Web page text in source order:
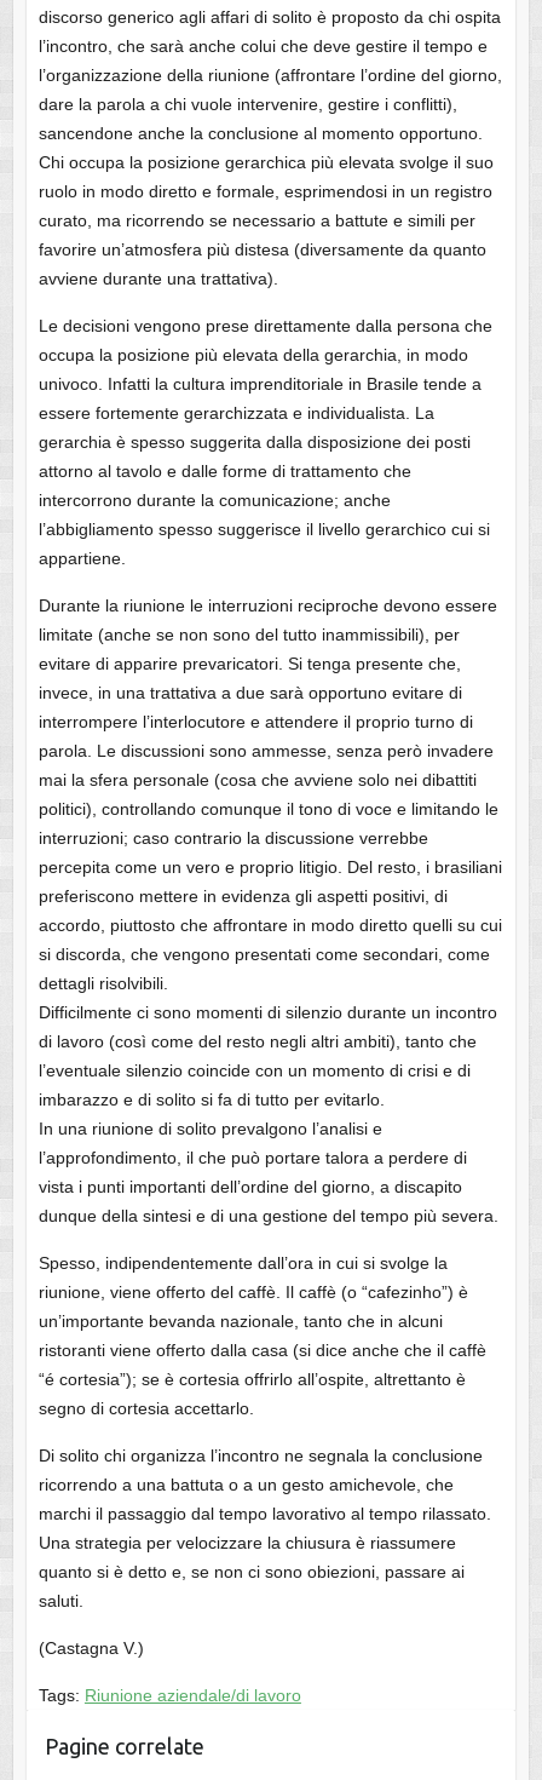
discorso generico agli affari di solito è proposto da chi ospita
l’incontro, che sarà anche colui che deve gestire il tempo e
l’organizzazione della riunione (affrontare l’ordine del giorno,
dare la parola a chi vuole intervenire, gestire i conflitti),
sancendone anche la conclusione al momento opportuno.
Chi occupa la posizione gerarchica più elevata svolge il suo
ruolo in modo diretto e formale, esprimendosi in un registro
curato, ma ricorrendo se necessario a battute e simili per
favorire un’atmosfera più distesa (diversamente da quanto
avviene durante una trattativa).
Le decisioni vengono prese direttamente dalla persona che
occupa la posizione più elevata della gerarchia, in modo
univoco. Infatti la cultura imprenditoriale in Brasile tende a
essere fortemente gerarchizzata e individualista. La
gerarchia è spesso suggerita dalla disposizione dei posti
attorno al tavolo e dalle forme di trattamento che
intercorrono durante la comunicazione; anche
l’abbigliamento spesso suggerisce il livello gerarchico cui si
appartiene.
Durante la riunione le interruzioni reciproche devono essere
limitate (anche se non sono del tutto inammissibili), per
evitare di apparire prevaricatori. Si tenga presente che,
invece, in una trattativa a due sarà opportuno evitare di
interrompere l’interlocutore e attendere il proprio turno di
parola. Le discussioni sono ammesse, senza però invadere
mai la sfera personale (cosa che avviene solo nei dibattiti
politici), controllando comunque il tono di voce e limitando le
interruzioni; caso contrario la discussione verrebbe
percepita come un vero e proprio litigio. Del resto, i brasiliani
preferiscono mettere in evidenza gli aspetti positivi, di
accordo, piuttosto che affrontare in modo diretto quelli su cui
si discorda, che vengono presentati come secondari, come
dettagli risolvibili.
Difficilmente ci sono momenti di silenzio durante un incontro
di lavoro (così come del resto negli altri ambiti), tanto che
l’eventuale silenzio coincide con un momento di crisi e di
imbarazzo e di solito si fa di tutto per evitarlo.
In una riunione di solito prevalgono l’analisi e
l’approfondimento, il che può portare talora a perdere di
vista i punti importanti dell’ordine del giorno, a discapito
dunque della sintesi e di una gestione del tempo più severa.
Spesso, indipendentemente dall’ora in cui si svolge la
riunione, viene offerto del caffè. Il caffè (o “cafezinho”) è
un’importante bevanda nazionale, tanto che in alcuni
ristoranti viene offerto dalla casa (si dice anche che il caffè
“é cortesia”); se è cortesia offrirlo all’ospite, altrettanto è
segno di cortesia accettarlo.
Di solito chi organizza l’incontro ne segnala la conclusione
ricorrendo a una battuta o a un gesto amichevole, che
marchi il passaggio dal tempo lavorativo al tempo rilassato.
Una strategia per velocizzare la chiusura è riassumere
quanto si è detto e, se non ci sono obiezioni, passare ai
saluti.
(Castagna V.)
Tags: Riunione aziendale/di lavoro
Pagine correlate